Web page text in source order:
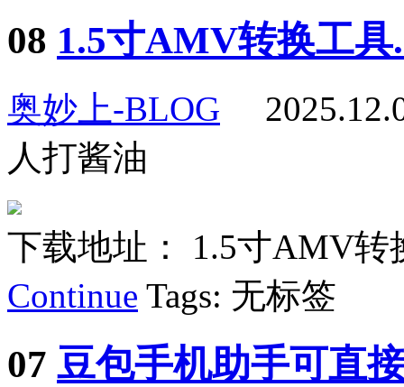
08 1.5寸AMV转换工
奥妙上-BLOG
人打酱油
下载地址： 1.5寸AMV转
Continue Tags: 无标签
07 豆包手机助手可直